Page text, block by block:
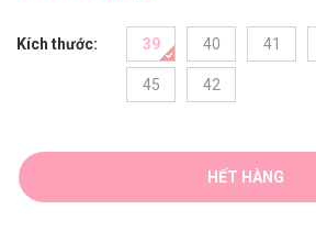
Kích thước: 39 40 41
45 42
HẾT HÀNG